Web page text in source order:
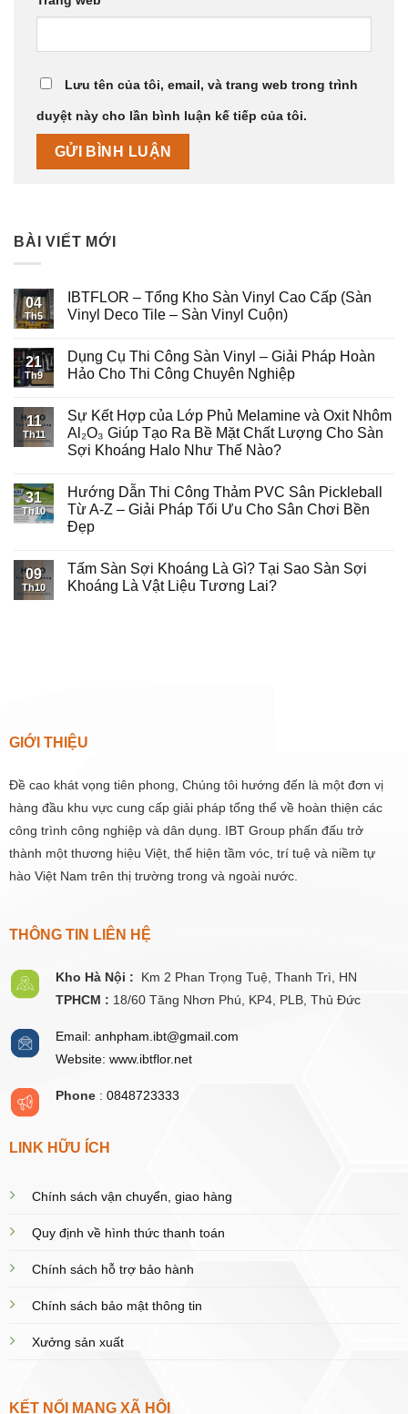
Lưu tên của tôi, email, và trang web trong trình
duyệt này cho lần bình luận kế tiếp của tôi.
BÀI VIẾT MỚI
04
Th5
IBTFLOR – Tổng Kho Sàn Vinyl Cao Cấp (Sàn
Vinyl Deco Tile – Sàn Vinyl Cuộn)
21
Th9
Dụng Cụ Thi Công Sàn Vinyl – Giải Pháp Hoàn
Hảo Cho Thi Công Chuyên Nghiệp
11
Th11
Sự Kết Hợp của Lớp Phủ Melamine và Oxit Nhôm
Al₂O₃ Giúp Tạo Ra Bề Mặt Chất Lượng Cho Sàn
Sợi Khoáng Halo Như Thế Nào?
31
Th10
Hướng Dẫn Thi Công Thảm PVC Sân Pickleball
Từ A-Z – Giải Pháp Tối Ưu Cho Sân Chơi Bền
Đẹp
09
Th10
Tấm Sàn Sợi Khoáng Là Gì? Tại Sao Sàn Sợi
Khoáng Là Vật Liệu Tương Lai?
GIỚI THIỆU
Đề cao khát vọng tiên phong, Chúng tôi hướng đến là một đơn vị
hàng đầu khu vực cung cấp giải pháp tổng thể về hoàn thiện các
công trình công nghiệp và dân dụng. IBT Group phấn đấu trở
thành một thương hiệu Việt, thể hiện tầm vóc, trí tuệ và niềm tự
hào Việt Nam trên thị trường trong và ngoài nước.
THÔNG TIN LIÊN HỆ
Kho Hà Nội : Km 2 Phan Trọng Tuệ, Thanh Trì, HN
TPHCM : 18/60 Tăng Nhơn Phú, KP4, PLB, Thủ Đức
Email: anhpham.ibt@gmail.com
Website: www.ibtflor.net
Phone: 0848723333
LINK HỮU ÍCH
Chính sách vận chuyển, giao hàng
Quy định về hình thức thanh toán
Chính sách hỗ trợ bảo hành
Chính sách bảo mật thông tin
Xưởng sản xuất
KẾT NỐI MẠNG XÃ HỘI